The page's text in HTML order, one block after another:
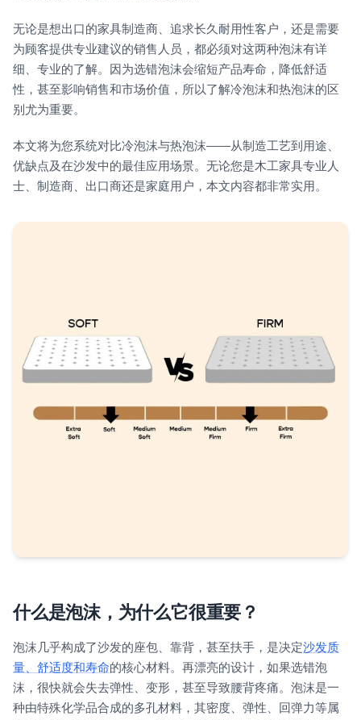
无论是想出口的家具制造商、追求长久耐用性客户，还是需要
为顾客提供专业建议的销售人员，都必须对这两种泡沫有详
细、专业的了解。因为选错泡沫会缩短产品寿命，降低舒适
性，甚至影响销售和市场价值，所以了解冷泡沫和热泡沫的区
别尤为重要。
本文将为您系统对比冷泡沫与热泡沫——从制造工艺到用途、
优缺点及在沙发中的最佳应用场景。无论您是木工家具专业人
士、制造商、出口商还是家庭用户，本文内容都非常实用。
什么是泡沫，为什么它很重要？
泡沫几乎构成了沙发的座包、靠背，甚至扶手，是决定沙发质
量、舒适度和寿命的核心材料。再漂亮的设计，如果选错泡
沫，很快就会失去弹性、变形，甚至导致腰背疼痛。泡沫是一
种由特殊化学品合成的多孔材料，其密度、弹性、回弹力等属